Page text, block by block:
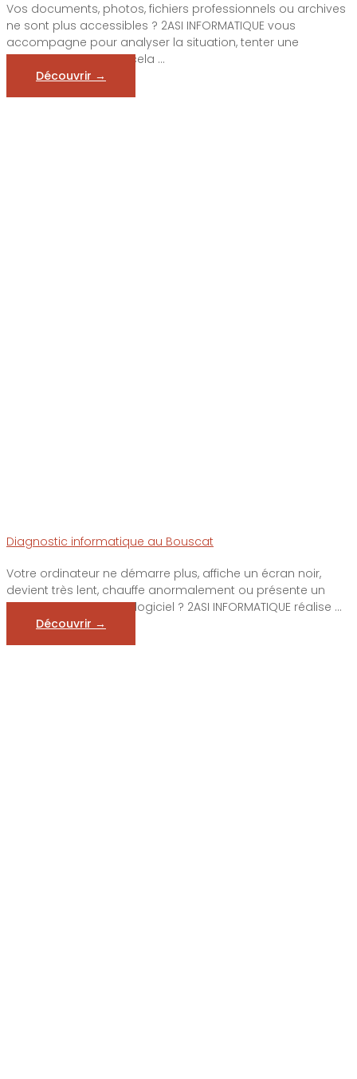
Vos documents, photos, fichiers professionnels ou archives
ne sont plus accessibles ? 2ASI INFORMATIQUE vous
accompagne pour analyser la situation, tenter une
récupération lorsque cela ...
Découvrir →
Diagnostic informatique au Bouscat
Votre ordinateur ne démarre plus, affiche un écran noir,
devient très lent, chauffe anormalement ou présente un
problème matériel ou logiciel ? 2ASI INFORMATIQUE réalise ...
Découvrir →